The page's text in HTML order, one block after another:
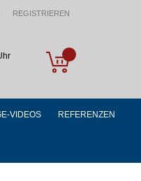
REGISTRIEREN
My Cart
VIDEOS REFERENZEN